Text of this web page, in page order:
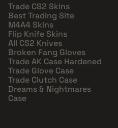
Trade CS2 Skins
Best Trading Site
M4A4 Skins
Flip Knife Skins
All CS2 Knives
Broken Fang Gloves
Trade AK Case Hardened
Trade Glove Case
Trade Clutch Case
Dreams & Nightmares
Case